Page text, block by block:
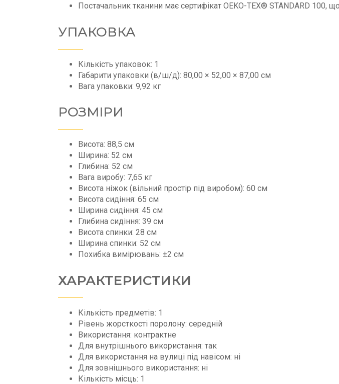
Постачальник тканини має сертифікат OEKO-TEX® STANDARD 100,
УПАКОВКА
Кількість упаковок: 1
Габарити упаковки (в/ш/д): 80,00 × 52,00 × 87,00 см
Вага упаковки: 9,92 кг
РОЗМІРИ
Висота: 88,5 см
Ширина: 52 см
Глибина: 52 см
Вага виробу: 7,65 кг
Висота ніжок (вільний простір під виробом): 60 см
Висота сидіння: 65 см
Ширина сидіння: 45 см
Глибина сидіння: 39 см
Висота спинки: 28 см
Ширина спинки: 52 см
Похибка вимірювань: ±2 см
ХАРАКТЕРИСТИКИ
Кількість предметів: 1
Рівень жорсткості поролону: середній
Використання: контрактне
Для внутрішнього використання: так
Для використання на вулиці під навісом: ні
Для зовнішнього використання: ні
Кількість місць: 1